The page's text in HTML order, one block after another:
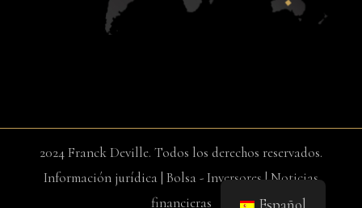
2024 Franck Deville. Todos los derechos reservados.
Información jurídica| Bolsa - Inversores|Noticias
financieras